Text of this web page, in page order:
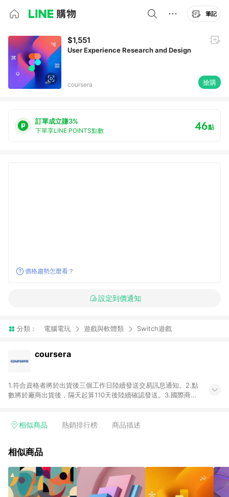
筆記
$1,551
User Experience Research and Design
coursera 搶購
訂單成立賺3%
下單享LINE POINTS點數 46點
價格趨勢怎麼看？
設定到價通知
分類： 電腦電玩 遊戲與軟體類 Switch遊戲
coursera
1.符合資格者將於出貨後三個工作日陸續發送交易訊息通知。2.點
數將於廠商出貨後，隔天起算110天後陸續確認發送。3.國際商家
用未授權優惠碼不符合贈點資格。6.點數發送依據及返點上限將
品加總金額），亦即點數回饋計算並非以coursera實際購買商品
分運費或稅金，可返點金額將以系統回傳金額為準 8.若於商家
App下單，不符合LINE購物導購資格。
相似商品 熱銷排行榜 商品描述
相似商品